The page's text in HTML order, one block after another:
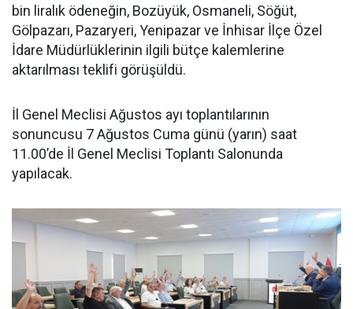
bin liralık ödeneğin, Bozüyük, Osmaneli, Söğüt,
Gölpazarı, Pazaryeri, Yenipazar ve İnhisar İlçe Özel
İdare Müdürlüklerinin ilgili bütçe kalemlerine
aktarılması teklifi görüşüldü.
İl Genel Meclisi Ağustos ayı toplantılarının
sonuncusu 7 Ağustos Cuma günü (yarın) saat
11.00’de İl Genel Meclisi Toplantı Salonunda
yapılacak.